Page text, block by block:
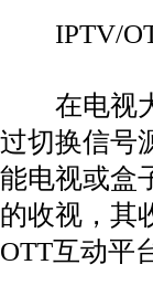
IPTV/
在电视大
过切换信号
能电视或盒
的收视，其
OTT互动平